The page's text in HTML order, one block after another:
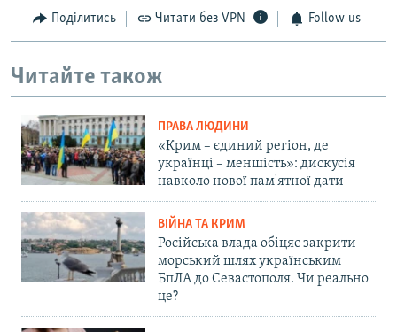
Поділитись Читати без VPN Follow us
Читайте також
ПРАВА ЛЮДИНИ
«Крим – єдиний регіон, де
українці – меншість»: дискусія
навколо нової пам'ятної дати
ВІЙНА ТА КРИМ
Російська влада обіцяє закрити
морський шлях українським
БпЛА до Севастополя. Чи реально
це?